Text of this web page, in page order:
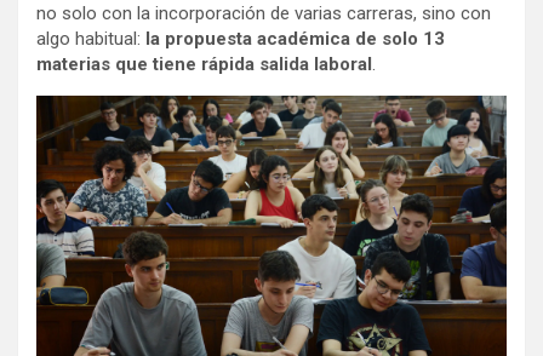
no solo con la incorporación de varias carreras, sino con
algo habitual: la propuesta académica de solo 13
materias que tiene rápida salida laboral